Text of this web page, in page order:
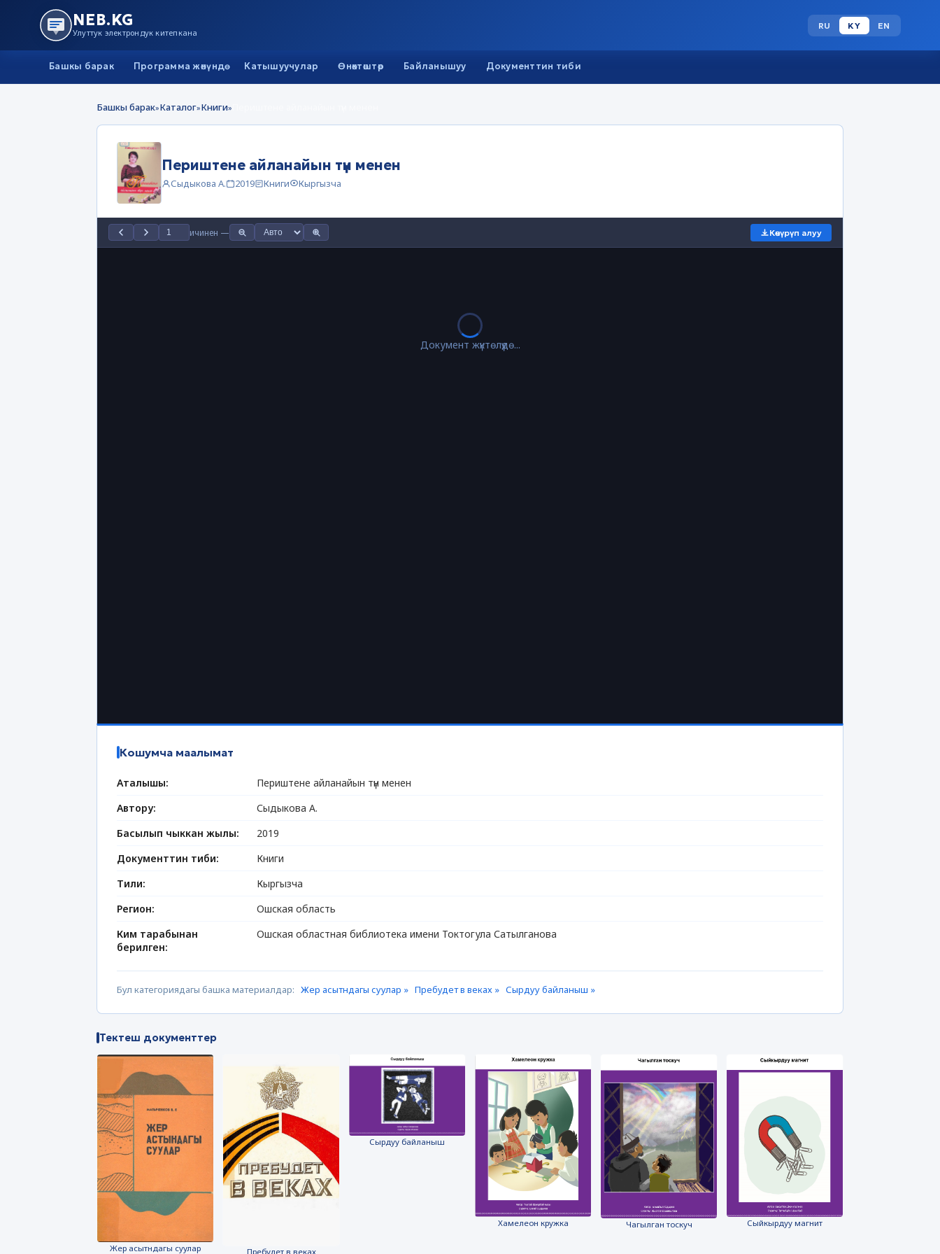
NEB.KG
Улуттук электрондук китепкана
RU KY EN
Башкы барак Программа жөнүндө Катышуучулар Өнөктөштөр Байланышуу Документтин тиби
Башкы барак»Каталог»Книги»
Периштене айланайын түн менен
Сыдыкова А. 2019 Книги Кыргызча
ичинен — Көчүрүп алуу
Документ жүктөлүүдө...
Кошумча маалымат
Аталышы:
Периштене айланайын түн менен
Автору:
Сыдыкова А.
Басылып чыккан жылы:
2019
Документтин тиби:
Книги
Тили:
Кыргызча
Регион:
Ошская область
Ким тарабынан
берилген:
Ошская областная библиотека имени Токтогула Сатылганова
Бул категориядагы башка материалдар: Жер асытндагы суулар » Пребудет в веках » Сырдуу байланыш »
Тектеш документтер
Жер асытндагы суулар Пребудет в веках
Сырдуу байланыш
Хамелеон кружка Чагылган тоскуч Сыйкырдуу магнит